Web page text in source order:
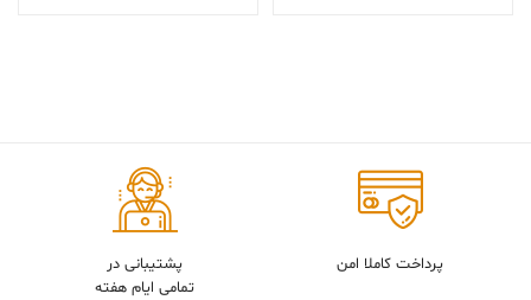
پرداخت کاملا امن
پشتیبانی در
تمامی ایام هفته